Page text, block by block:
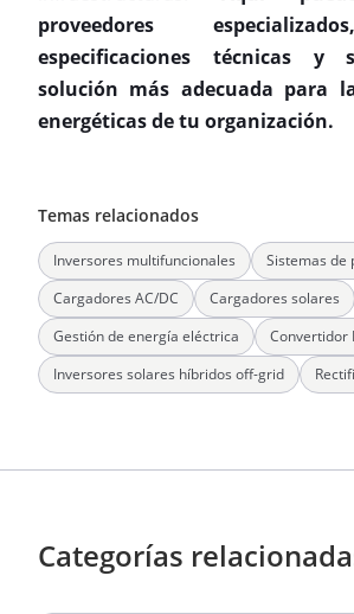
proveedores
especificaciones técnicas y
solución más adecuada para
energéticas de tu organización.
Temas relacionados
Inversores multifuncionales
Sistemas de
Cargadores AC/DC
Cargadores solares
Gestión de energía eléctrica
Convertidor
Inversores solares híbridos off-grid
Categorías